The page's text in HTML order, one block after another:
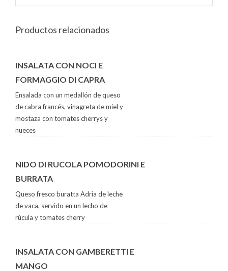
Productos relacionados
INSALATA CON NOCI E
FORMAGGIO DI CAPRA
Ensalada con un medallón de queso
de cabra francés, vinagreta de miel y
mostaza con tomates cherrys y
nueces
NIDO DI RUCOLA POMODORINI E
BURRATA
Queso fresco buratta Adria de leche
de vaca, servido en un lecho de
rúcula y tomates cherry
INSALATA CON GAMBERETTI E
MANGO